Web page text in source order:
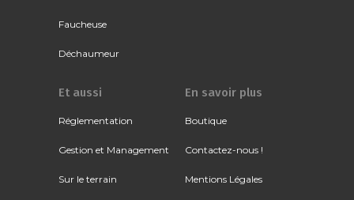
Faucheuse
Déchaumeur
Et aussi
Réglementation
Gestion et Management
Sur le terrain
En savoir plus
Boutique
Contactez-nous !
Mentions Légales